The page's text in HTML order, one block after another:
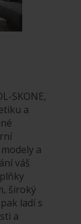
SKONE,
a
a
váš
široký
ladí s
a